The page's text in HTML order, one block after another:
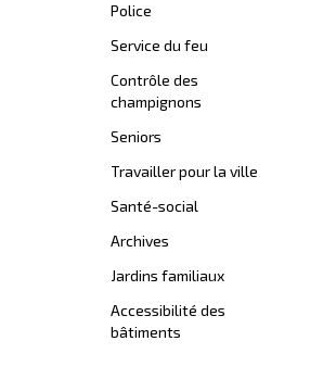
Police
Service du feu
Contrôle des
champignons
Seniors
Travailler pour la ville
Santé-social
Archives
Jardins familiaux
Accessibilité des
bâtiments